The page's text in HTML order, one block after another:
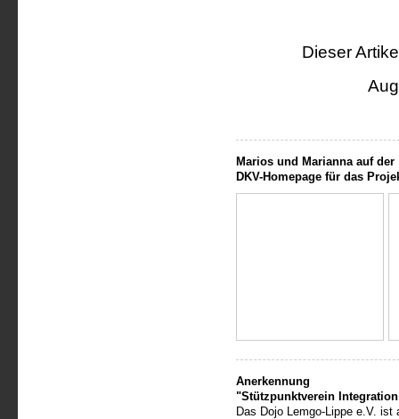
Dieser
Marios und Marianna auf der
DKV-Homepage für das
Anerkennung
"Stützpunktverein
Das Dojo Lemgo-Lippe e.V.